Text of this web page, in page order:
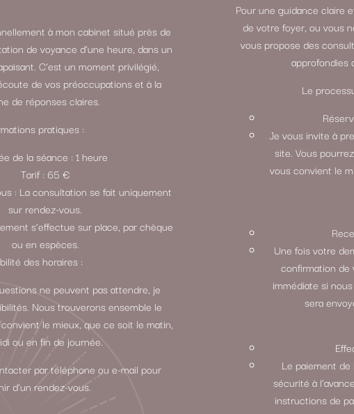
à mon cabinet situé près de
de voyance d’une heure, dans un
C’est un moment privilégié,
de vos préoccupations et à la
de réponses claires.
pratiques :
de la séance : 1 heure
Tarif : 65 €
: La consultation se fait uniquement
sur rendez-vous.
s’effectue sur place, par chèque
ou en espèces.
des horaires :
ne peuvent pas attendre, je
Nous trouverons ensemble le
le mieux, que ce soit le matin,
ou en fin de journée.
par téléphone ou e-mail pour
d’un rendez-vous.
Pour une guidance claire
de votre foyer, ou vous
vous propose des
approfondies
Le
Je vous invite à
site. Vous
vous convient le
Une fois votre
confirmation de
immédiate si
sera
Le paiement
sécurité à
instructions de